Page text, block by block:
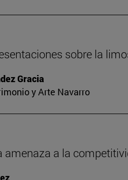
sobre la
Gracia
y Arte Navarro
amenaza a la